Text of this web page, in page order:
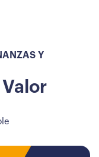
Y
Valor